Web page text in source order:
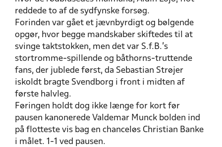
reddede to af de sydfynske forsøg.
Forinden var gået et jævnbyrdigt og bølgende
opgør, hvor begge mandskaber skiftedes til at
svinge taktstokken, men det var S.f.B.’s
stortromme-spillende og båthorns-truttende
fans, der jublede først, da Sebastian Strøjer
iskoldt bragte Svendborg i front i midten af
første halvleg.
Føringen holdt dog ikke længe for kort før
pausen kanonerede Valdemar Munck bolden ind
på flotteste vis bag en chanceløs Christian Banke
i målet. 1-1 ved pausen.